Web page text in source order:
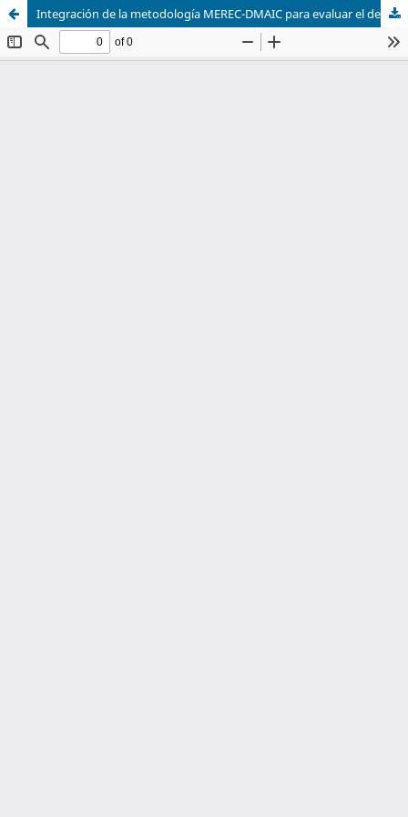
Integración de la metodología MEREC-DMAIC para evaluar el desempeño en la cadena de suministro: un enfoque teórico-aplicado